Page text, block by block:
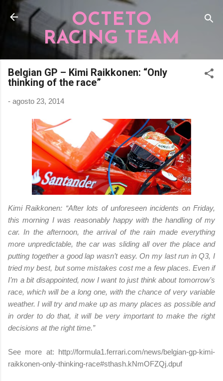
Pular para o conteúdo principal
OCTETO
RACING TEAM
Belgian GP – Kimi Raikkonen: “Only
thinking of the race”
- agosto 23, 2014
Kimi Raikkonen: “After lots of unforeseen incidents on Friday,
this morning I was reasonably happy with the handling of my
car. In the afternoon, the arrival of the rain made everything
more unpredictable, the car was sliding all over the place and
putting together a good lap wasn’t easy. On my last run in Q3, I
tried my best, but some mistakes cost me a few places. Even if
I’m a bit disappointed, now I want to just think about tomorrow’s
race, which will be a long one, with the chance of very variable
weather. I will try and make up as many places as possible and
in order to do that, it will be very important to make the right
decisions at the right time.”
See more at: http://formula1.ferrari.com/news/belgian-gp-kimi-
raikkonen-only-thinking-race#sthash.kNmOFZQj.dpuf